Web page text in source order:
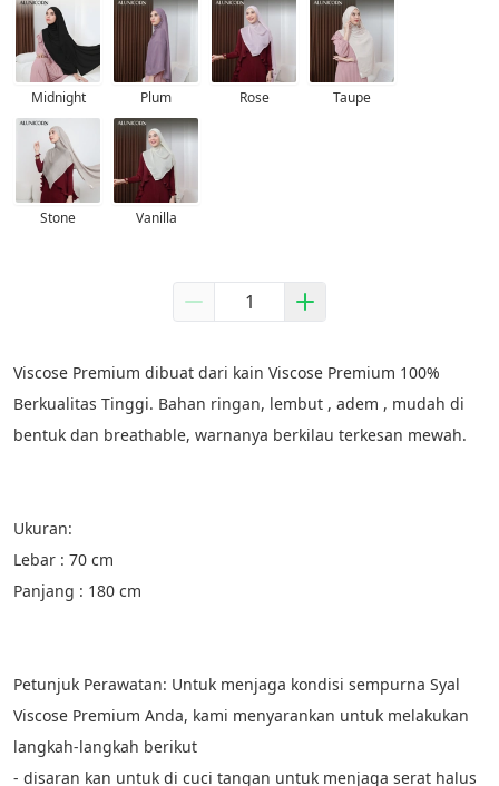
Midnight Plum Rose Taupe
Stone Vanilla
Viscose Premium dibuat dari kain Viscose Premium 100%
Berkualitas Tinggi. Bahan ringan, lembut , adem , mudah di
bentuk dan breathable, warnanya berkilau terkesan mewah.
Ukuran:
Lebar : 70 cm
Panjang : 180 cm
Petunjuk Perawatan: Untuk menjaga kondisi sempurna Syal
Viscose Premium Anda, kami menyarankan untuk melakukan
langkah-langkah berikut
- disaran kan untuk di cuci tangan untuk menjaga serat halus